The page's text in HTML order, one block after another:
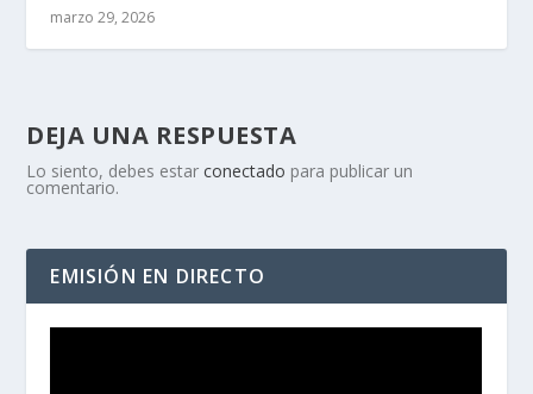
marzo 29, 2026
DEJA UNA RESPUESTA
Lo siento, debes estarconectado para publicar un
comentario.
EMISIÓN EN DIRECTO